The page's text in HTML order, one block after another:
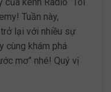
kênh Radio “Tôi
Tuần này,
lại với nhiều sự
cùng khám phá
mơ” nhé! Quý vị